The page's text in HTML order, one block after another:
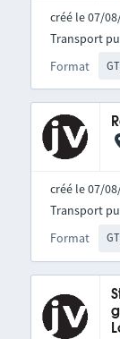
créé le 07/
Format
Transport
créé le 07/
Format
Transport